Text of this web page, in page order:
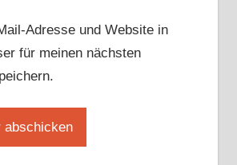
Adresse und Website in
für meinen nächsten